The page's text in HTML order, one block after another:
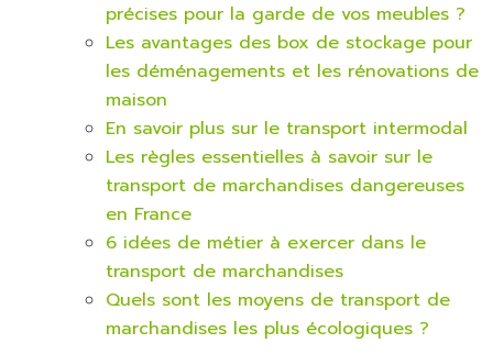
précises pour la garde de vos meubles ?
Les avantages des box de stockage pour
les déménagements et les rénovations de
maison
En savoir plus sur le transport intermodal
Les règles essentielles à savoir sur le
transport de marchandises dangereuses
en France
6 idées de métier à exercer dans le
transport de marchandises
Quels sont les moyens de transport de
marchandises les plus écologiques ?